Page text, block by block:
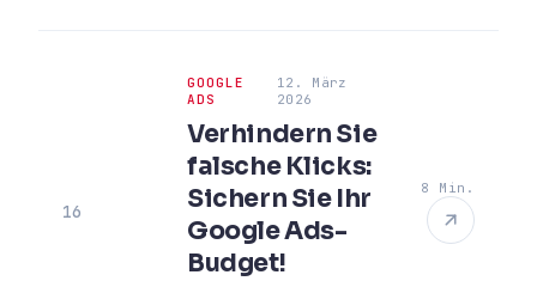
"niemanden"
anzusprechen?
nützliche Informationen
und Expertenanalysen.
16
GOOGLE
ADS
12. März
2026
Verhindern Sie
falsche Klicks:
Sichern Sie Ihr
Google Ads-
Budget!
8 Min.